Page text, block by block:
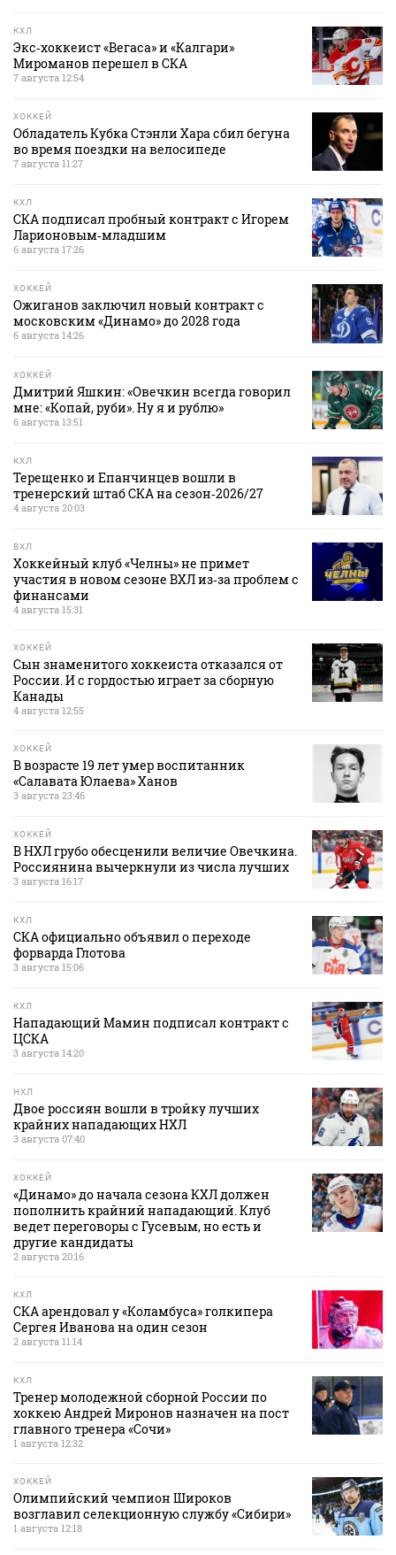
КХЛ
Экс‑хоккеист «Вегаса» и «Калгари»
Мироманов перешел в СКА
7 августа 12:54
ХОККЕЙ
Обладатель Кубка Стэнли Хара сбил бегуна
во время поездки на велосипеде
7 августа 11:27
КХЛ
СКА подписал пробный контракт с Игорем
Ларионовым‑младшим
6 августа 17:26
ХОККЕЙ
Ожиганов заключил новый контракт с
московским «Динамо» до 2028 года
6 августа 14:26
ХОККЕЙ
Дмитрий Яшкин: «Овечкин всегда говорил
мне: «Копай, руби». Ну я и рублю»
6 августа 13:51
КХЛ
Терещенко и Епанчинцев вошли в
тренерский штаб СКА на сезон‑2026/27
4 августа 20:03
ВХЛ
Хоккейный клуб «Челны» не примет
участия в новом сезоне ВХЛ из‑за проблем с
финансами
4 августа 15:31
ХОККЕЙ
Сын знаменитого хоккеиста отказался от
России. И с гордостью играет за сборную
Канады
4 августа 12:55
ХОККЕЙ
В возрасте 19 лет умер воспитанник
«Салавата Юлаева» Ханов
3 августа 23:46
ХОККЕЙ
В НХЛ грубо обесценили величие Овечкина.
Россиянина вычеркнули из числа лучших
3 августа 16:17
КХЛ
СКА официально объявил о переходе
форварда Глотова
3 августа 15:06
КХЛ
Нападающий Мамин подписал контракт с
ЦСКА
3 августа 14:20
НХЛ
Двое россиян вошли в тройку лучших
крайних нападающих НХЛ
3 августа 07:40
ХОККЕЙ
«Динамо» до начала сезона КХЛ должен
пополнить крайний нападающий. Клуб
ведет переговоры с Гусевым, но есть и
другие кандидаты
2 августа 20:16
КХЛ
СКА арендовал у «Коламбуса» голкипера
Сергея Иванова на один сезон
2 августа 11:14
КХЛ
Тренер молодежной сборной России по
хоккею Андрей Миронов назначен на пост
главного тренера «Сочи»
1 августа 12:32
ХОККЕЙ
Олимпийский чемпион Широков
возглавил селекционную службу «Сибири»
1 августа 12:18